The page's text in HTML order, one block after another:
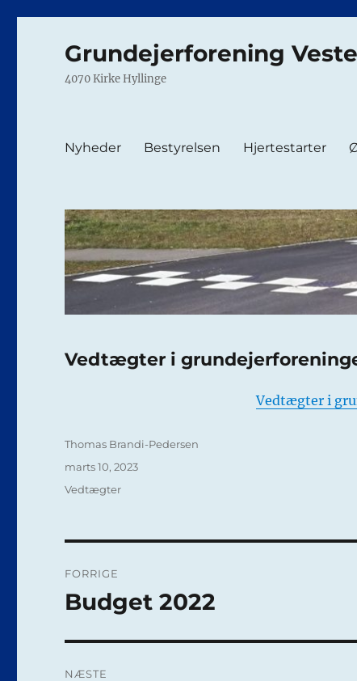
Grundejerforening
4070 Kirke Hyllinge
Nyheder Bestyrelsen Hjertestarter
Vedtægter i
Vedtægter i
Forfatter
Thomas Brandi-Pedersen
Udgivet
marts 10, 2023
Kategorier
Vedtægter
FORRIGE
Forrige
Budget 2022
NÆSTE